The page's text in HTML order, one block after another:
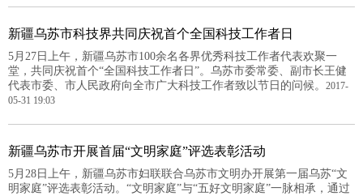
新疆乌苏市科技界共同庆祝首个全国科技工作者日
5月27日上午，新疆乌苏市100余名各界优秀科技工作者代表欢聚一
堂，共同庆祝首个“全国科技工作者日”。乌苏市委常委、副市长王健
代表市委、市人民政府向全市广大科技工作者致以节日的问候。 2017-
05-31 19:03
新疆乌苏市开展首届“文明家庭”评选表彰活动
5月28日上午，新疆乌苏市妇联联合乌苏市文明办开展第一届乌苏“文
明家庭”评选表彰活动。“文明家庭”与“五好文明家庭”一脉相承，通过